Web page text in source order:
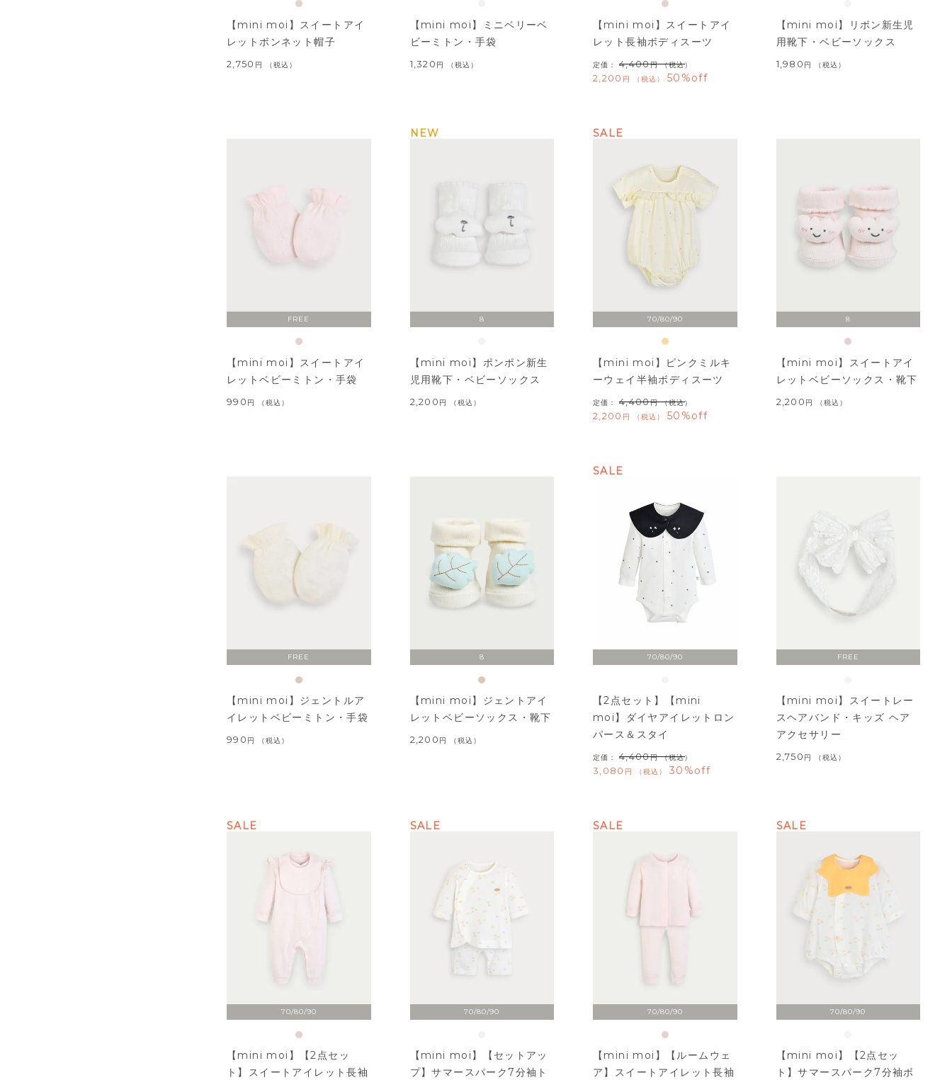
【mini moi】スイートアイ
レットボンネット帽子
2,750 税込
【mini moi】ミニベリーベ
ビーミトン・手袋
1,320 税込
【mini moi】スイートアイ
レット長袖ボディスーツ
定価： 4,400 （税込）
2,200 税込 50%off
【mini moi】リボン新生児
用靴下・ベビーソックス
1,980 税込
FREE
【mini moi】スイートアイ
レットベビーミトン・手袋
990 税込
8
NEW
【mini moi】ポンポン新生
児用靴下・ベビーソックス
2,200 税込
70/80/90
SALE
【mini moi】ピンクミルキ
ーウェイ半袖ボディスーツ
定価： 4,400 （税込）
2,200 税込 50%off
8
【mini moi】スイートアイ
レットベビーソックス・靴下
2,200 税込
FREE
【mini moi】ジェントルア
イレットベビーミトン・手袋
990 税込
8
【mini moi】ジェントアイ
レットベビーソックス・靴下
2,200 税込
70/80/90
SALE
【2点セット】【mini
moi】ダイヤアイレットロン
パース＆スタイ
定価： 4,400 （税込）
3,080 税込 30%off
FREE
【mini moi】スイートレー
スヘアバンド・キッズ ヘア
アクセサリー
2,750 税込
70/80/90
SALE
【mini moi】【2点セッ
ト】スイートアイレット長袖
70/80/90
SALE
【mini moi】【セットアッ
プ】サマースパーク7分袖ト
70/80/90
SALE
【mini moi】【ルームウェ
ア】スイートアイレット長袖
70/80/90
SALE
【mini moi】【2点セッ
ト】サマースパーク7分袖ボ